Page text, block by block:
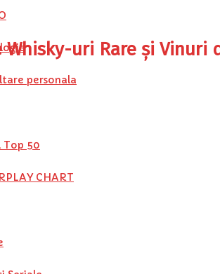
personala
Top 50
CHART
uri Rare și Vinuri